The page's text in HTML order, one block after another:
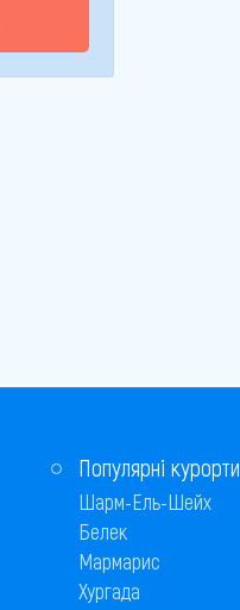
Популярні курорти
Шарм-Ель-Шейх
Белек
Мармарис
Хургада